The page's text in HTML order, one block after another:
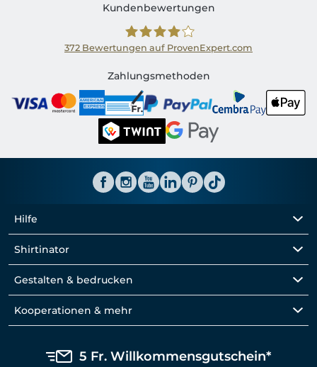
Kundenbewertungen
Shirtinator CH
372 Bewertungen auf ProvenExpert.com
Zahlungsmethoden
Hilfe
Shirtinator
Gestalten & bedrucken
Kooperationen & mehr
5 Fr. Willkommensgutschein*